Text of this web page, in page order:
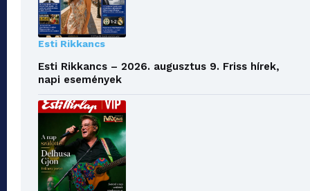
Esti Rikkancs
Esti Rikkancs – 2026. augusztus 9. Friss hírek,
napi események